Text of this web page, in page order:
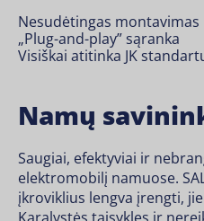
Nesudėtingas montavimas
„Plug-and-play” sąranka
Visiškai atitinka JK
Namų
Saugiai, efektyviai ir
elektromobilį namuose.
įkroviklius lengva įrengti,